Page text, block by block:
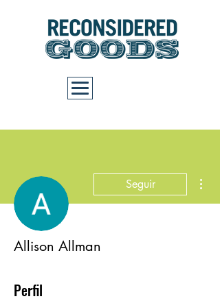
Seguir
Allison Allman
Perfil